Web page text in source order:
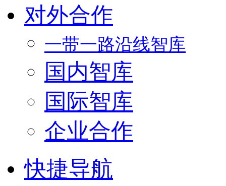
对外合作
一带一路沿线智库
国内智库
国际智库
企业合作
快捷导航